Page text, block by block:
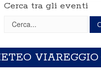
Cerca tra gli eventi
VIAREGGIO